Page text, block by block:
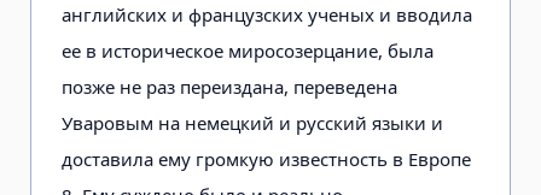
английских и французских ученых и вводила
ее в историческое миросозерцание, была
позже не раз переиздана, переведена
Уваровым на немецкий и русский языки и
доставила ему громкую известность в Европе